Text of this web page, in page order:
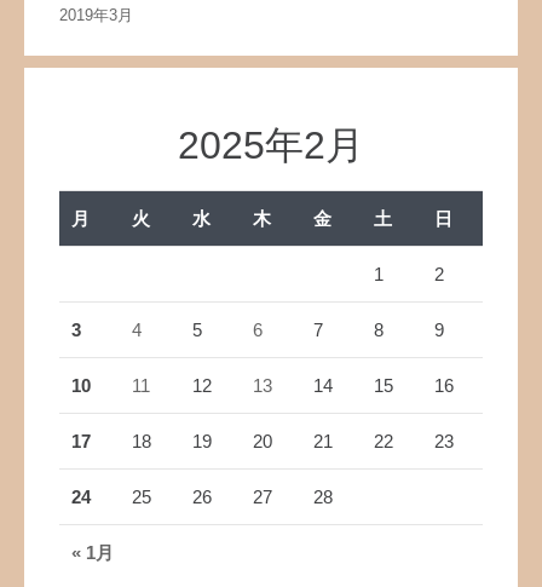
2019年3月
2025年2月
月 火 水 木 金 土 日
« 1月
1 2
3 4 5 6 7 8 9
10 11 12 13 14 15 16
17 18 19 20 21 22 23
24 25 26 27 28